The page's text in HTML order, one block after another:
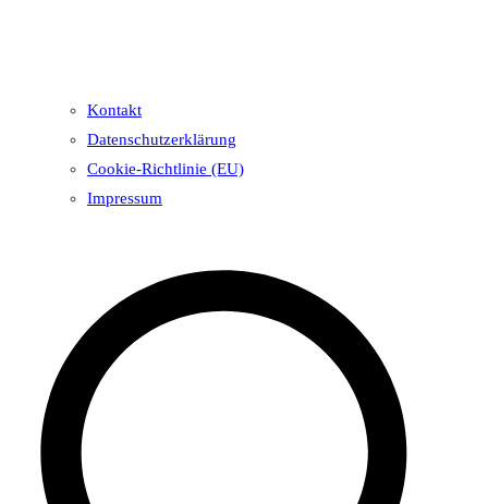
Kontakt
Datenschutzerklärung
Cookie-Richtlinie (EU)
Impressum